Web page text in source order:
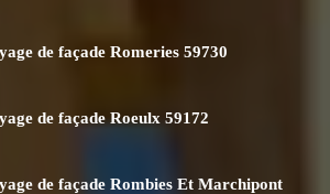
de façade Romeries 59730
de façade Roeulx 59172
de façade Rombies Et Marchipont